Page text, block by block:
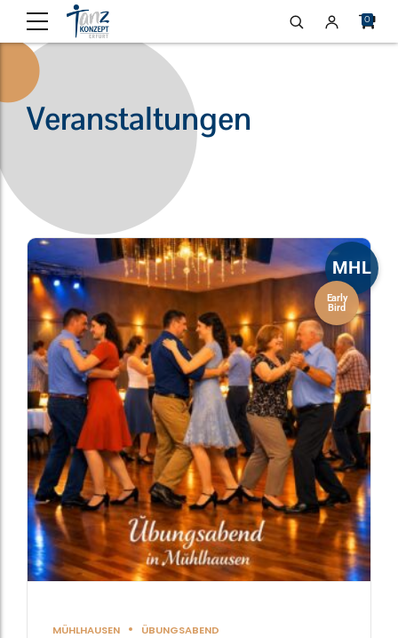
0
Veranstaltungen
MHL
Early
Bird
MÜHLHAUSEN ÜBUNGSABEND